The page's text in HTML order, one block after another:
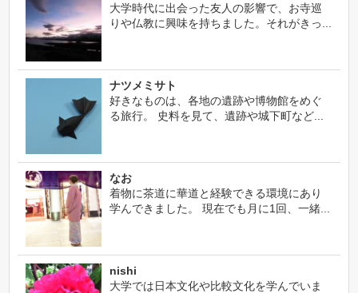
大学時代に出会った友人の影響で、お寺巡
りや仏教に興味を持ちました。それがきっ...
ナツメミサト
好きなものは、各地の遺跡や博物館をめぐ
る旅行。 史料を見て、遺跡や城下町など...
なお
着物に茶道に華道と経験できる環境にあり
学んできました。 現在でも月に1回、一緒...
nishi
大学では日本文化や比較文化を学んでいま